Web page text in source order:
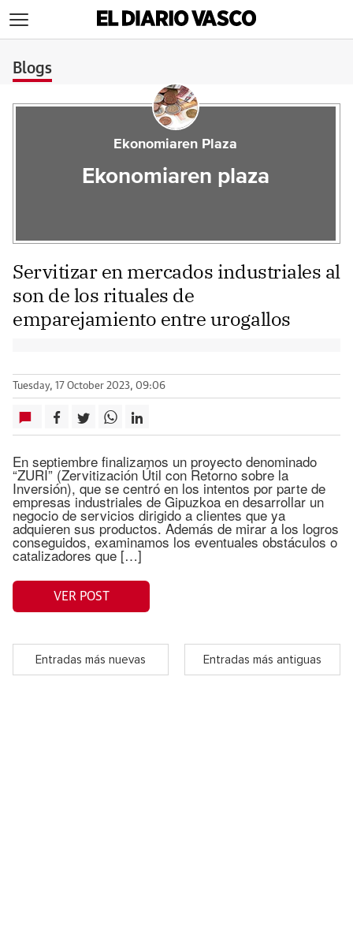
Blogs
Ekonomiaren Plaza
Ekonomiaren plaza
Servitizar en mercados industriales al
son de los rituales de
emparejamiento entre urogallos
Tuesday, 17 October 2023, 09:06
En septiembre finalizamos un proyecto denominado
“ZURI” (Zervitización Útil con Retorno sobre la
Inversión), que se centró en los intentos por parte de
empresas industriales de Gipuzkoa en desarrollar un
negocio de servicios dirigido a clientes que ya
adquieren sus productos. Además de mirar a los logros
conseguidos, examinamos los eventuales obstáculos o
catalizadores que […]
VER POST
Entradas más nuevas Entradas más antiguas